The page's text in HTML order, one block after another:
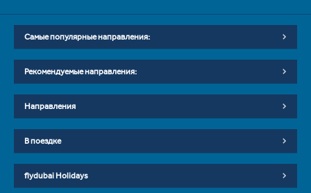
Самые популярные направления:
Рекомендуемые направления:
Направления
В поездке
flydubai Holidays